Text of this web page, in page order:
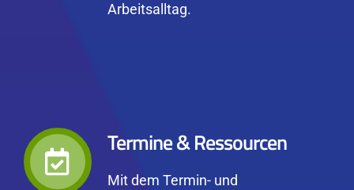
Arbeitsalltag.
Termine & Ressourcen
Mit dem Termin- und